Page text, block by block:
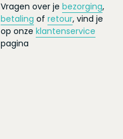
Vragen over je bezorging,
betaling of retour, vind je
op onze klantenservice
pagina